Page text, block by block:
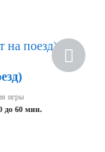
игры
до 60 мин.